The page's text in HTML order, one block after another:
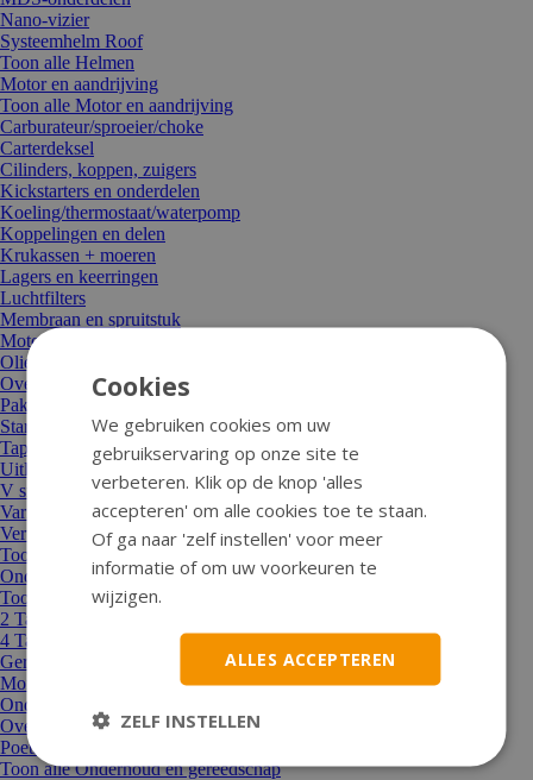
Nano-vizier
Systeemhelm Roof
Toon alle Helmen
Motor en aandrijving
Toon alle Motor en aandrijving
Carburateur/sproeier/choke
Carterdeksel
Cilinders, koppen, zuigers
Kickstarters en onderdelen
Koeling/thermostaat/waterpomp
Koppelingen en delen
Krukassen + moeren
Lagers en keerringen
Luchtfilters
Membraan en spruitstuk
Motorblok compleet
Oliepompen en -delen
Overige motordelen
Pakkingen
Startmotor/Startkoppeling+delen
Tapeind
Uitlaten en onderdelen
V snaren
Variateurs en rollen
Vertanding/ overbrenging en achterassen
Toon alle Motor en aandrijving
Onderhoud en gereedschap
Toon alle Onderhoud en gereedschap
2 Takt mengolie
4 Takt olie
Gereedschap
Montagematerialen
Onderhoud en vet
Overige olie
Poetsartikelen
Toon alle Onderhoud en gereedschap
Cookies
We gebruiken cookies om uw
gebruikservaring op onze site te
verbeteren. Klik op de knop 'alles
accepteren' om alle cookies toe te staan.
Of ga naar 'zelf instellen' voor meer
informatie of om uw voorkeuren te
wijzigen.
ALLES ACCEPTEREN
ZELF INSTELLEN